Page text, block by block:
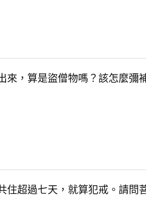
來，算是盜僧物嗎？該怎麼彌
住超過七天，就算犯戒。請問